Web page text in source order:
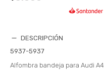
DESCRIPCIÓN
5937-5937
Alfombra bandeja para Audi